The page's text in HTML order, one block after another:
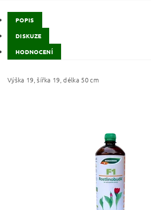
POPIS
DISKUZE
HODNOCENÍ
Výška 19, šířka 19, délka 50 cm